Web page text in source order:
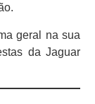
geral na sua
da Jaguar